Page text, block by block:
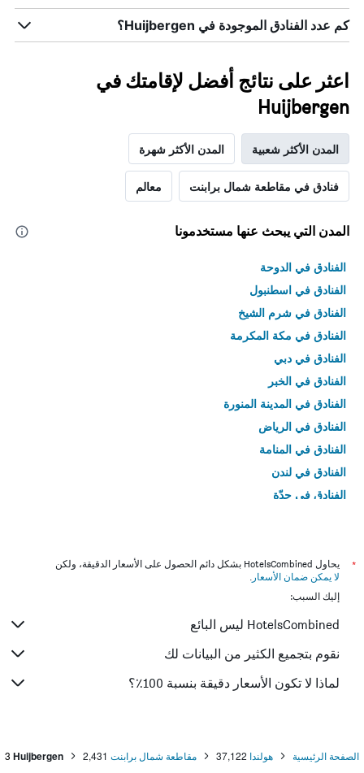
كم عدد الفنادق الموجودة في Huijbergen؟
اعثر على نتائج أفضل لإقامتك في
Huijbergen
المدن الأكثر شعبية المدن الأكثر شهرة
فنادق في مقاطعة شمال برابنت معالم
المدن التي يبحث عنها مستخدمونا
الفنادق في الدوحة
الفنادق في اسطنبول
الفنادق في شرم الشيخ
الفنادق في مكة المكرمة
الفنادق في دبي
الفنادق في الخبر
الفنادق في المدينة المنورة
الفنادق في الرياض
الفنادق في المنامة
الفنادق في لندن
الفنادق في جدّة
*
يحاول HotelsCombined بشكل دائم الحصول على الأسعار الدقيقة، ولكن
لا يمكن ضمان الأسعار .
إليك السبب:
HotelsCombined ليس البائع
نقوم بتجميع الكثير من البيانات لك
لماذا لا تكون الأسعار دقيقة بنسبة 100٪؟
الصفحة الرئيسية هولندا 37,122 مقاطعة شمال برابنت 2,431
Huijbergen
3